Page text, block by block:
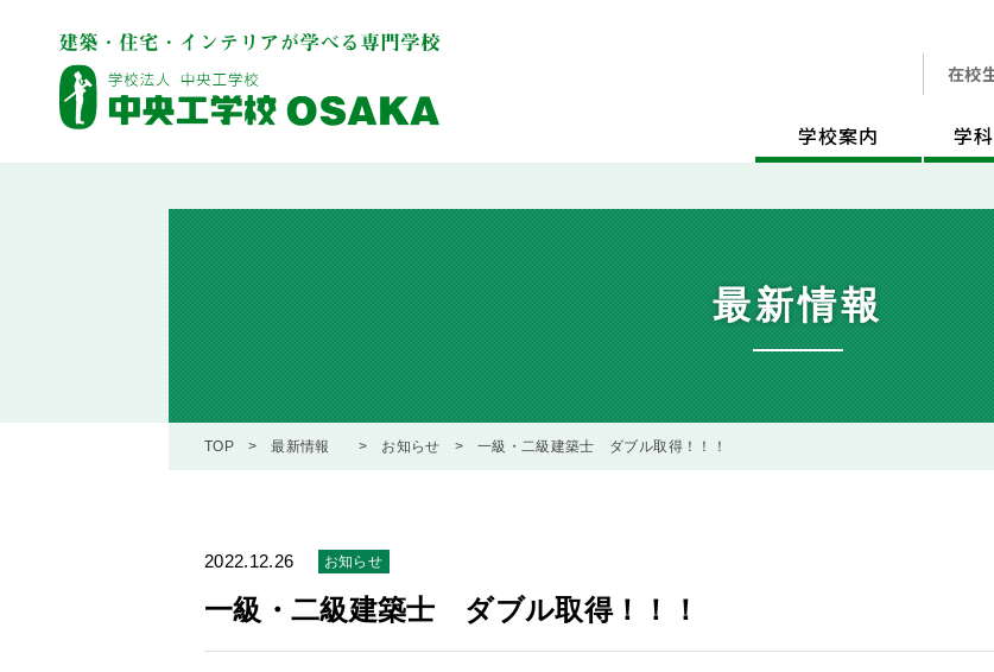
在校
学校案内 学
最新情報
TOP 最新情報 お知らせ 一級・二級建築士 ダブル取得！！！
2022.12.26 お知らせ
一級・二級建築士 ダブル取得！！！